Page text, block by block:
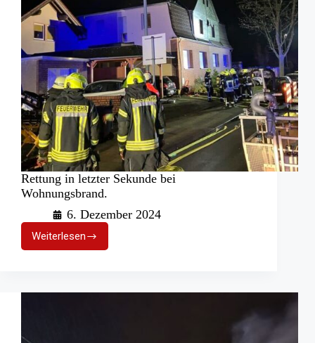
Rettung in letzter Sekunde bei
Wohnungsbrand.
6. Dezember 2024
Weiterlesen
Rettung
in
bei